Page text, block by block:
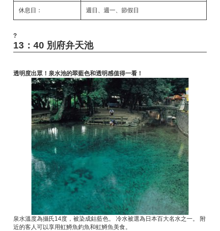
休息日： 週日、週一、節假日
?
13：40 別府弁天池
透明度出眾！ 泉水池的翠藍色和透明感值得一看！
泉水溫度為攝氏14度，被染成鈷藍色。 冷水被選為日本百大名水之一。 附
近的客人可以享用虹鱒魚釣魚和虹鱒魚美食。